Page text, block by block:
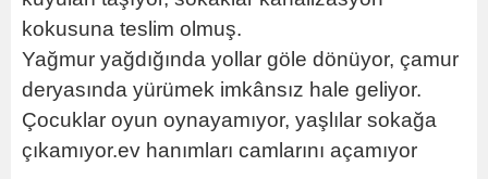
kokusuna teslim olmuş.
Yağmur yağdığında yollar göle dönüyor, çamur
deryasında yürümek imkânsız hale geliyor.
Çocuklar oyun oynayamıyor, yaşlılar sokağa
çıkamıyor.ev hanımları camlarını açamıyor